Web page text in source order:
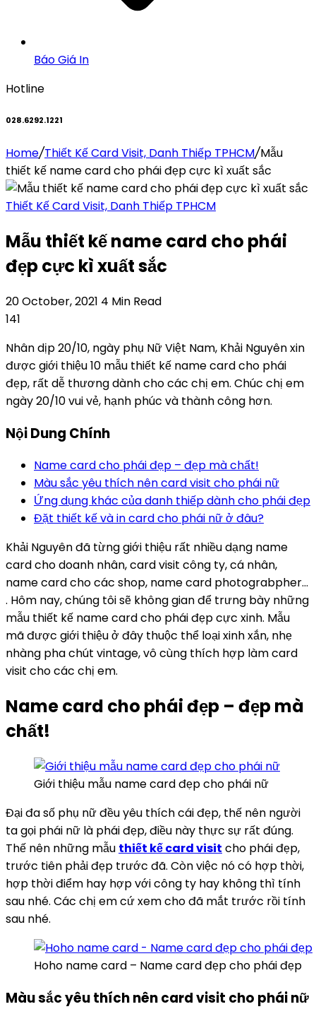
Báo Giá In
Hotline
028.6292.1221
Home/Thiết Kế Card Visit, Danh Thiếp TPHCM/Mẫu
thiết kế name card cho phái đẹp cực kì xuất sắc
Thiết Kế Card Visit, Danh Thiếp TPHCM
Mẫu thiết kế name card cho phái
đẹp cực kì xuất sắc
20 October, 2021 4 Min Read
141
Nhân dịp 20/10, ngày phụ Nữ Việt Nam, Khải Nguyên xin
được giới thiệu 10 mẫu thiết kế name card cho phái
đẹp, rất dễ thương dành cho các chị em. Chúc chị em
ngày 20/10 vui vẻ, hạnh phúc và thành công hơn.
Nội Dung Chính
Name card cho phái đẹp – đẹp mà chất!
Màu sắc yêu thích nên card visit cho phái nữ
Ứng dụng khác của danh thiếp dành cho phái đẹp
Đặt thiết kế và in card cho phái nữ ở đâu?
Khải Nguyên đã từng giới thiệu rất nhiều dạng name
card cho doanh nhân, card visit công ty, cá nhân,
name card cho các shop, name card photograbpher…
. Hôm nay, chúng tôi sẽ không gian để trưng bày những
mẫu thiết kế name card cho phái đẹp cực xinh. Mẫu
mã được giới thiệu ở đây thuộc thể loại xinh xắn, nhẹ
nhàng pha chút vintage, vô cùng thích hợp làm card
visit cho các chị em.
Name card cho phái đẹp – đẹp mà
chất!
Giới thiệu mẫu name card đẹp cho phái nữ
Đại đa số phụ nữ đều yêu thích cái đẹp, thế nên người
ta gọi phái nữ là phái đẹp, điều này thực sự rất đúng.
Thế nên những mẫu thiết kế card visit cho phái đẹp,
trước tiên phải đẹp trước đã. Còn việc nó có hợp thời,
hợp thời điểm hay hợp với công ty hay không thì tính
sau nhé. Các chị em cứ xem cho đã mắt trước rồi tính
sau nhé.
Hoho name card – Name card đẹp cho phái đẹp
Màu sắc yêu thích nên card visit cho phái nữ